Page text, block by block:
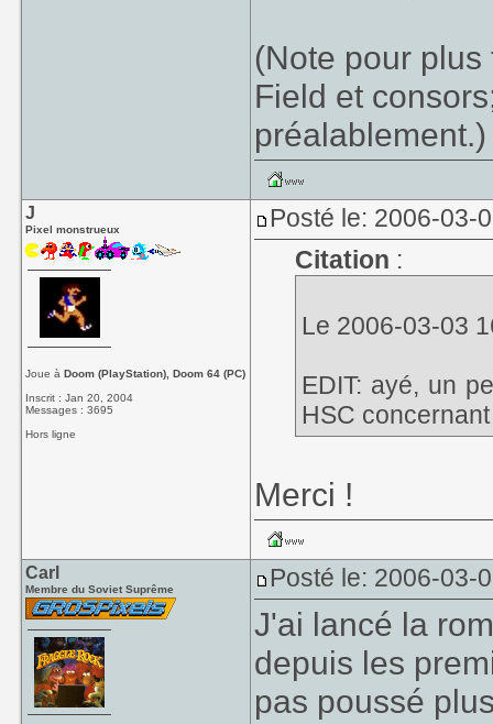
(Note pour
Field et
préalablement.)
J
Pixel monstrueux
Joue àDoom (PlayStation), Doom 64 (PC)
Inscrit : Jan 20, 2004
Messages : 3695
Hors ligne
Posté le: 2006-03-
Citation :
Le 2006-03-03
EDIT: ayé, un
HSC
Merci !
Carl
Membre du Soviet Suprême Posté le: 2006-03-
J'ai lancé la
depuis les
pas poussé